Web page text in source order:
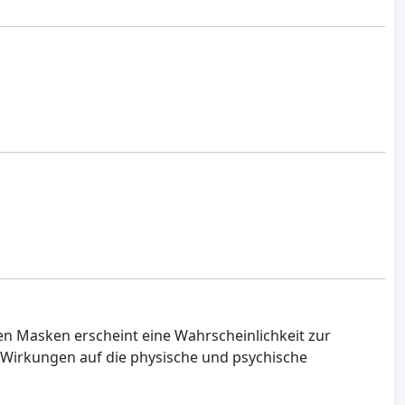
Masken erscheint eine Wahrscheinlichkeit zur
auf die physische und psychische